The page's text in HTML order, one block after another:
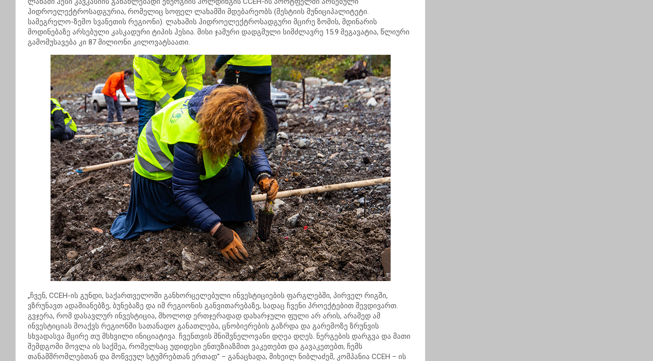
ჰიდროელექტროსადგურია, რომელიც სოფელ ლახამში მდებარეობს (მესტიის მუნიციპალიტეტი.
სამეგრელო-ზემო სვანეთის რეგიონი). ლახამის ჰიდროელექტროსადგური მცირე ზომის, მდინარის
მოდინებაზე არსებული კასკადური ტიპის ჰესია. მისი ჯამური დადგმული სიმძლავრე 15.9 მეგავატია, წლიური
გამომუსავება კი 87 მილიონი კილოვატსაათი.
„ჩვენ, CCEH-ის გუნდი, საქართველოში განხორცელებული ინვესტიციების ფარგლებში, პირველ რიგში,
ვზრუნავთ ადამიანებზე, ბუნებაზე და იმ რეგიონის განვითარებაზე, სადაც ჩვენი პროექტებით შევდივართ.
გვჯერა, რომ დასავლურ ინვესტიცია, მხოლოდ ერთჯერადად დახარჯული ფული არ არის, არამედ ამ
ინვესტიციას მოაქვს რეგიონში სათანადო განათლება, ცნობიერების გაზრდა და გარემოზე ზრუნვის
სხვადასვა მცირე თუ მსხვილი ინიციატივა. ჩვენთვის მნიშვნელოვანი დღეა დღეს. ნერგების დარგვა და მათი
შემდგომი მოვლა ის საქმეა, რომელსაც უდიდესი ენთუზიაზმით ვაკეთებთ და გავაკეთებთ, ჩემს
თანამშრომლებთან და მოწვეულ სტუმრებთან ერთად“ – განაცხადა, მიხეილ ნიბლაძემ, კომპანია CCEH – ის